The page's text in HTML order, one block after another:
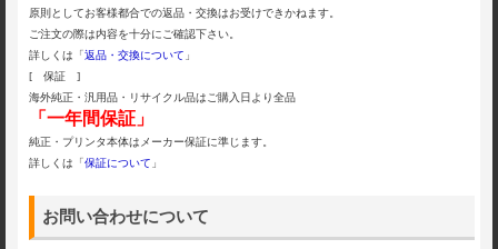
原則としてお客様都合での返品・交換はお受けできかねます。
ご注文の際は内容を十分にご確認下さい。
詳しくは「返品・交換について 」
[ 保証 ]
海外純正・汎用品・リサイクル品はご購入日より全品
「一年間保証」
純正・プリンタ本体はメーカー保証に準じます。
詳しくは「保証について 」
お問い合わせについて